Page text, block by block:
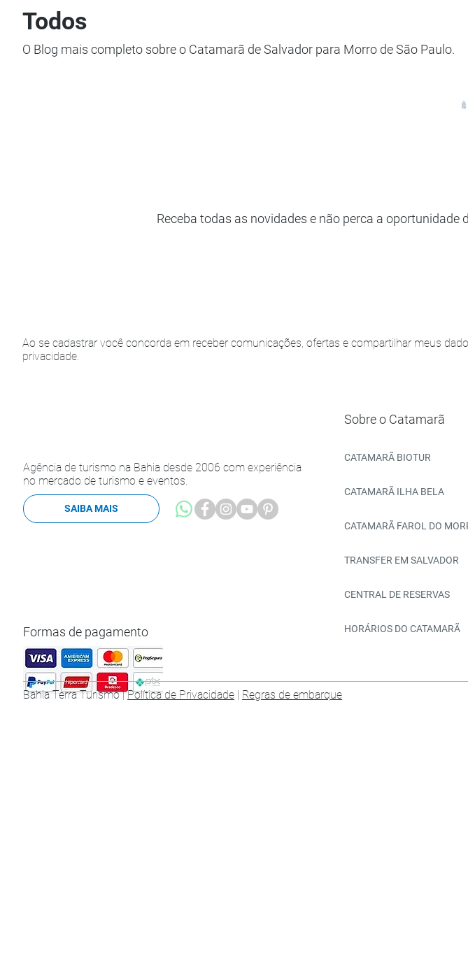
Todos
O Blog mais completo sobre o Catamarã de Salvador para Morro de São Paulo.
Agência de turismo na Bahia desde 2006 com experiência
no mercado de turismo e eventos.
SAIBA MAIS
Formas de pagamento
Sobre o Catamarã
CATAMARÃ BIOTUR
CATAMARÃ ILHA BELA
CATAMARÃ FAROL DO
TRANSFER EM SALVADOR
CENTRAL DE RESERVAS
HORÁRIOS DO CATAMARÃ
Bahia Terra Turismo |Política de Privacidade | Regras de embarque
Receba todas as novidades e não perca a oportunidade
Ao se cadastrar você concorda em receber comunicações, ofertas e compartilhar meus
privacidade.